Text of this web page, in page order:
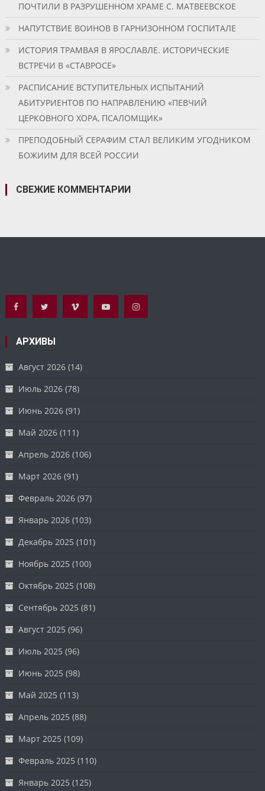
ПОЧТИЛИ В РАЗРУШЕННОМ ХРАМЕ С. МАТВЕЕВСКОЕ
НАПУТСТВИЕ ВОИНОВ В ГАРНИЗОННОМ ГОСПИТАЛЕ
ИСТОРИЯ ТРАМВАЯ В ЯРОСЛАВЛЕ. ИСТОРИЧЕСКИЕ
ВСТРЕЧИ В «СТАВРОСЕ»
РАСПИСАНИЕ ВСТУПИТЕЛЬНЫХ ИСПЫТАНИЙ
АБИТУРИЕНТОВ ПО НАПРАВЛЕНИЮ «ПЕВЧИЙ
ЦЕРКОВНОГО ХОРА, ПСАЛОМЩИК»
ПРЕПОДОБНЫЙ СЕРАФИМ СТАЛ ВЕЛИКИМ УГОДНИКОМ
БОЖИИМ ДЛЯ ВСЕЙ РОССИИ
СВЕЖИЕ КОММЕНТАРИИ
АРХИВЫ
Август 2026 (14)
Июль 2026 (78)
Июнь 2026 (91)
Май 2026 (111)
Апрель 2026 (106)
Март 2026 (91)
Февраль 2026 (97)
Январь 2026 (103)
Декабрь 2025 (101)
Ноябрь 2025 (100)
Октябрь 2025 (108)
Сентябрь 2025 (81)
Август 2025 (96)
Июль 2025 (96)
Июнь 2025 (98)
Май 2025 (113)
Апрель 2025 (88)
Март 2025 (109)
Февраль 2025 (110)
Январь 2025 (125)